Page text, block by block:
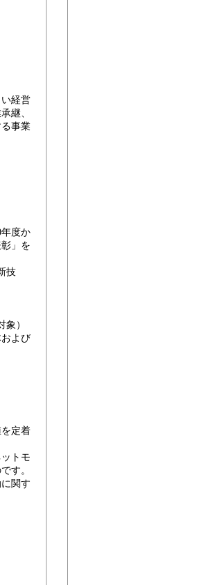
経営
継、
事業
度か
」を
技
）
よび
定着
トモ
す。
関す